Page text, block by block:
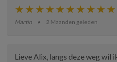
Martin 2 Maanden geleden
Lieve Alix, langs deze weg wil